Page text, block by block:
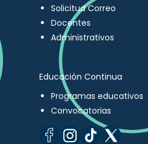
Solicitud Correo
Docentes
Administrativos
Educación Continua
Programas educativos
Convocatorias